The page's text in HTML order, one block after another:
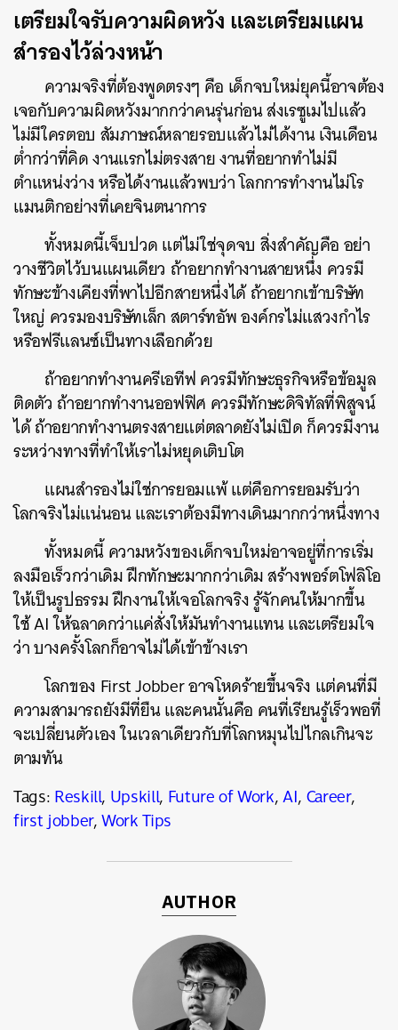
เตรียมใจรับความผิดหวัง และเตรียมแผน
สำรองไว้ล่วงหน้า
ความจริงที่ต้องพูดตรงๆ คือ เด็กจบใหม่ยุคนี้อาจต้อง
เจอกับความผิดหวังมากกว่าคนรุ่นก่อน ส่งเรซูเมไปแล้ว
ไม่มีใครตอบ สัมภาษณ์หลายรอบแล้วไม่ได้งาน เงินเดือน
ต่ำกว่าที่คิด งานแรกไม่ตรงสาย งานที่อยากทำไม่มี
ตำแหน่งว่าง หรือได้งานแล้วพบว่า โลกการทำงานไม่โร
แมนติกอย่างที่เคยจินตนาการ
ทั้งหมดนี้เจ็บปวด แต่ไม่ใช่จุดจบ สิ่งสำคัญคือ อย่า
วางชีวิตไว้บนแผนเดียว ถ้าอยากทำงานสายหนึ่ง ควรมี
ทักษะข้างเคียงที่พาไปอีกสายหนึ่งได้ ถ้าอยากเข้าบริษัท
ใหญ่ ควรมองบริษัทเล็ก สตาร์ทอัพ องค์กรไม่แสวงกำไร
หรือฟรีแลนซ์เป็นทางเลือกด้วย
ถ้าอยากทำงานครีเอทีฟ ควรมีทักษะธุรกิจหรือข้อมูล
ติดตัว ถ้าอยากทำงานออฟฟิศ ควรมีทักษะดิจิทัลที่พิสูจน์
ได้ ถ้าอยากทำงานตรงสายแต่ตลาดยังไม่เปิด ก็ควรมีงาน
ระหว่างทางที่ทำให้เราไม่หยุดเติบโต
แผนสำรองไม่ใช่การยอมแพ้ แต่คือการยอมรับว่า
โลกจริงไม่แน่นอน และเราต้องมีทางเดินมากกว่าหนึ่งทาง
ทั้งหมดนี้ ความหวังของเด็กจบใหม่อาจอยู่ที่การเริ่ม
ลงมือเร็วกว่าเดิม ฝึกทักษะมากกว่าเดิม สร้างพอร์ตโฟลิโอ
ให้เป็นรูปธรรม ฝึกงานให้เจอโลกจริง รู้จักคนให้มากขึ้น
ใช้ AI ให้ฉลาดกว่าแค่สั่งให้มันทำงานแทน และเตรียมใจ
ว่า บางครั้งโลกก็อาจไม่ได้เข้าข้างเรา
โลกของ First Jobber อาจโหดร้ายขึ้นจริง แต่คนที่มี
ความสามารถยังมีที่ยืน และคนนั้นคือ คนที่เรียนรู้เร็วพอที่
จะเปลี่ยนตัวเอง ในเวลาเดียวกับที่โลกหมุนไปไกลเกินจะ
ตามทัน
Tags:Reskill, Upskill, Future of Work,AI,Career,
first jobber,Work Tips
AUTHOR